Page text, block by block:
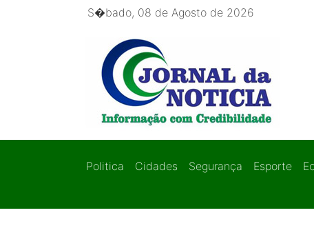
S�bado, 08 de Agosto de 2026
Politica Cidades Segurança Esporte